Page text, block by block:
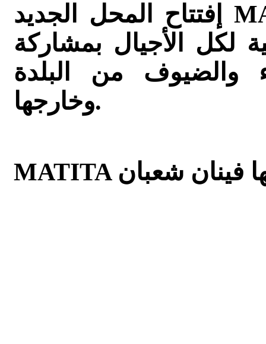
إفتتاح المحل الجديد MATITA مكتبة ومطبعة حمودي
لكل الأجيال بمشاركة
والضيوف من البلدة
وخارجها.